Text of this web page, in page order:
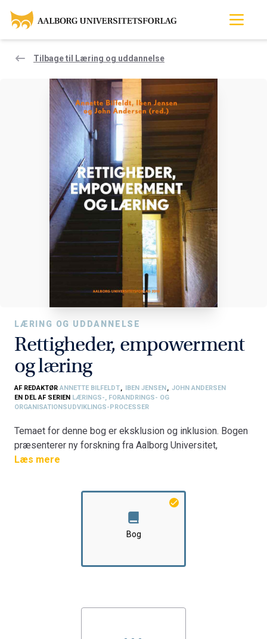
Tilbage til Læring og uddannelse
LÆRING OG UDDANNELSE
Rettigheder, empowerment
og læring
AF REDAKTØR ANNETTE BILFELDT, IBEN JENSEN, JOHN ANDERSEN
EN DEL AF SERIEN LÆRINGS-, FORANDRINGS- OG
ORGANISATIONSUDVIKLINGS-PROCESSER
Temaet for denne bog er eksklusion og inklusion. Bogen
præsenterer ny forskning fra Aalborg Universitet,
Københavns Universitet, Aarhus Universitet, og University
Empowerment af ældre på plejehjem, indsatser i udsatte
boligområder, børnefattigdom og læring, inklusion i
uddannelsessystemet og på arbejdspladser,
betydningen af dialogisk kommunikation,
Læs mere
Bog